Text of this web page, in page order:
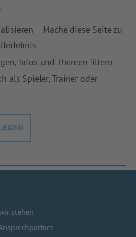
– Mache diese Seite zu
Infos und Themen filtern
als Spieler, Trainer oder
stehen